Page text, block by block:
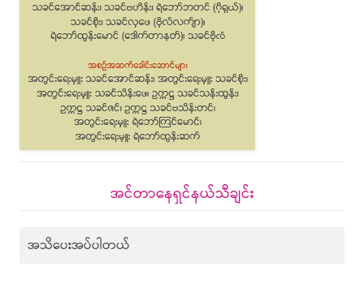
အင်တာနေရှင်နယ်သီချင်း
အသိပေးအပ်ပါတယ်